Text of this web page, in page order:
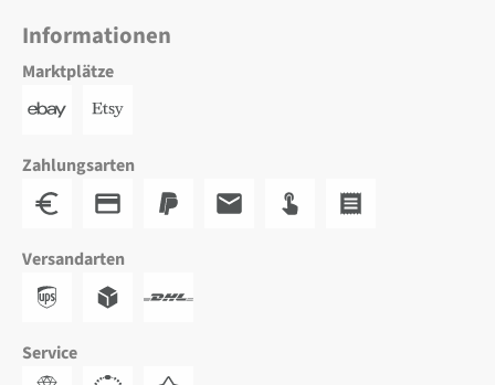
Informationen
Marktplätze
Zahlungsarten
Versandarten
Service